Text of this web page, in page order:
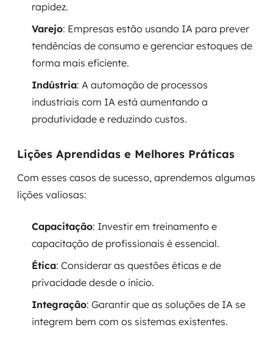
rapidez.
Varejo: Empresas estão usando IA para prever
tendências de consumo e gerenciar estoques de
forma mais eficiente.
Indústria: A automação de processos
industriais com IA está aumentando a
produtividade e reduzindo custos.
Lições Aprendidas e Melhores Práticas
Com esses casos de sucesso, aprendemos algumas
lições valiosas:
Capacitação: Investir em treinamento e
capacitação de profissionais é essencial.
Ética: Considerar as questões éticas e de
privacidade desde o início.
Integração: Garantir que as soluções de IA se
integrem bem com os sistemas existentes.